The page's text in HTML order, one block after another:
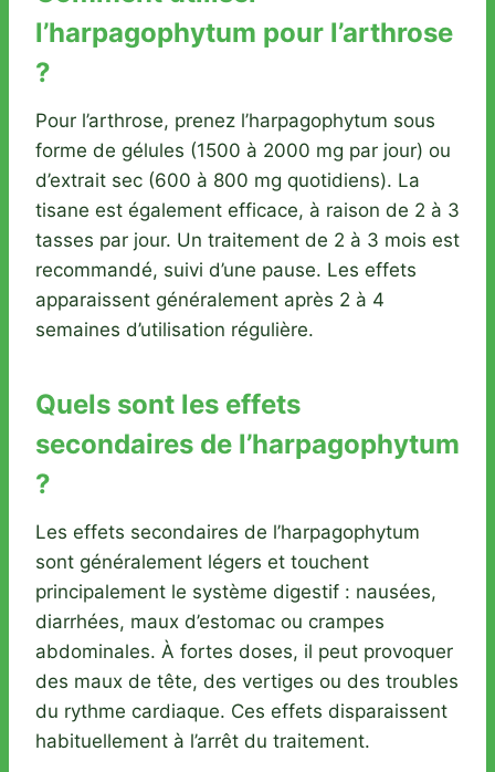
l’harpagophytum pour l’arthrose
?
Pour l’arthrose, prenez l’harpagophytum sous
forme de gélules (1500 à 2000 mg par jour) ou
d’extrait sec (600 à 800 mg quotidiens). La
tisane est également efficace, à raison de 2 à 3
tasses par jour. Un traitement de 2 à 3 mois est
recommandé, suivi d’une pause. Les effets
apparaissent généralement après 2 à 4
semaines d’utilisation régulière.
Quels sont les effets
secondaires de l’harpagophytum
?
Les effets secondaires de l’harpagophytum
sont généralement légers et touchent
principalement le système digestif : nausées,
diarrhées, maux d’estomac ou crampes
abdominales. À fortes doses, il peut provoquer
des maux de tête, des vertiges ou des troubles
du rythme cardiaque. Ces effets disparaissent
habituellement à l’arrêt du traitement.